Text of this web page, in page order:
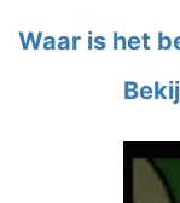
Waar is het